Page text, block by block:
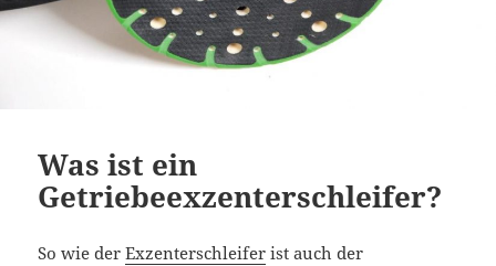
Was ist ein
Getriebeexzenterschleifer?
So wie derExzenterschleifer ist auch der